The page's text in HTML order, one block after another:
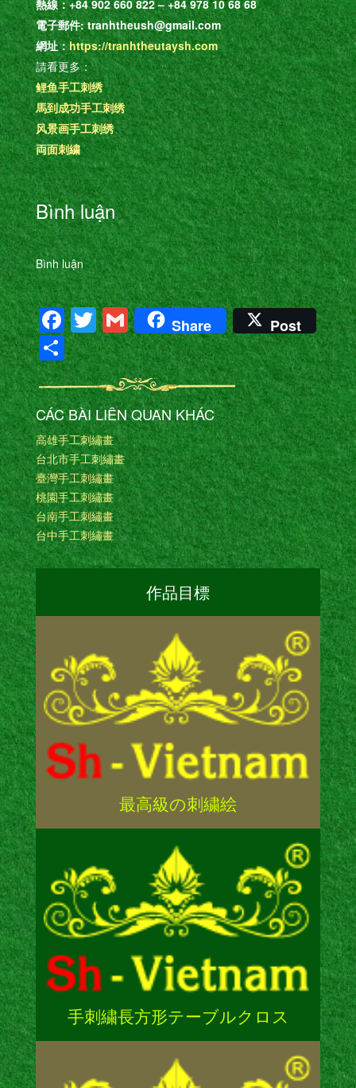
熱線：+84 902 660 822 – +84 978 10 68 68
電子郵件: tranhtheush@gmail.com
網址：https://tranhtheutaysh.com
請看更多：
鲤鱼手工刺绣
馬到成功手工刺绣
风景画手工刺绣
両面刺繍
Bình luận
Bình luận
Facebook
Twitter
Gmail
Share Post
共
有
CÁC BÀI LIÊN QUAN KHÁC
高雄手工刺繡畫
台北市手工刺繡畫
臺灣手工刺繡畫
桃園手工刺繡畫
台南手工刺繡畫
台中手工刺繡畫
作品目標
最高級の刺繍絵
手刺繍長方形テーブルクロス